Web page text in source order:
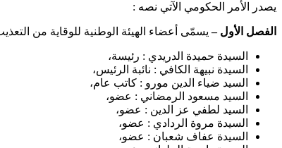
يصدر الأمر الحكومي الآتي نصه :
الفصل الأول –يسمّى أعضاء الهيئة الوطنية للوقاية من
السيدة حميدة الدريدي : رئيسة،
السيدة نبيهة الكافي : نائبة الرئيس،
السيد ضياء الدين مورو : كاتب عام،
السيد مسعود الرمضاني : عضو،
السيد لطفي عز الدين : عضو،
السيدة مروة الردادي : عضو،
السيدة عفاف شعبان : عضو،